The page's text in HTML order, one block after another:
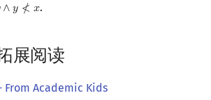
∧𝑦 ≮ 𝑥
y≮x .
展阅读
From Academic Kids